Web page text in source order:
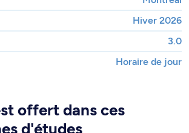
Hiver 2026
3.0
Horaire de jour
offert dans ces
d'études